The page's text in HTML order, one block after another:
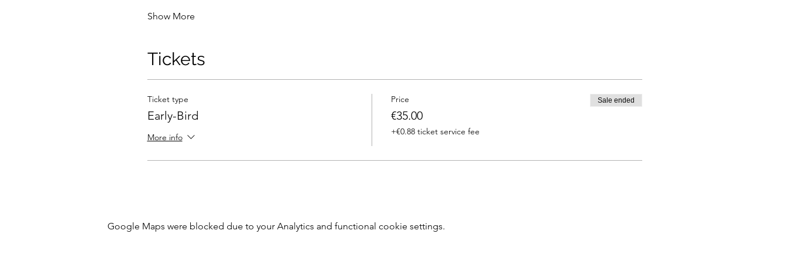
Show More
Tickets
Ticket type
Early-Bird
More info
Price
€35.00
+€0.88 ticket service fee
Sale ended
Google Maps were blocked due to your Analytics and functional cookie settings.